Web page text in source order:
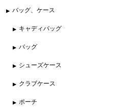
バッグ、ケース
キャディバッグ
バッグ
シューズケース
クラブケース
ポーチ